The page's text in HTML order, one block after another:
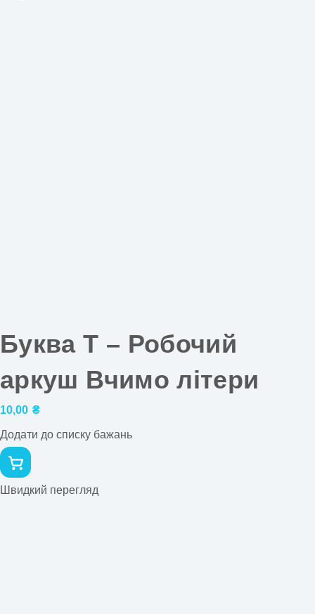
Буква Т – Робочий
аркуш Вчимо літери
10,00 ₴
Додати до списку бажань
Швидкий перегляд